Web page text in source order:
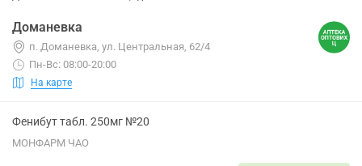
Доманевка
п. Доманевка, ул. Центральная, 62/4
Пн-Вс: 08:00-20:00
На карте
Фенибут табл. 250мг №20
МОНФАРМ ЧАО